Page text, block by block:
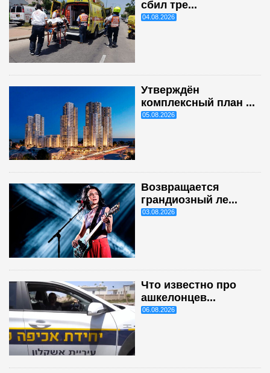
сбил тре...
04.08.2026
Утверждён
комплексный план ...
05.08.2026
Возвращается
грандиозный ле...
03.08.2026
Что известно про
ашкелонцев...
06.08.2026